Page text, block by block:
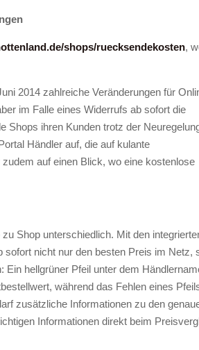
shops/ruecksendekosten,
2014 zahlreiche Veränderungen für
im Falle eines Widerrufs ab sofort die
Shops ihren Kunden trotz der
Händler auf, die auf kulante
auf einen Blick, wo eine kostenlose
Shop unterschiedlich. Mit den
nicht nur den besten Preis im Netz,
hellgrüner Pfeil unter dem
während das Fehlen eines
zusätzliche Informationen zu den
Informationen direkt beim